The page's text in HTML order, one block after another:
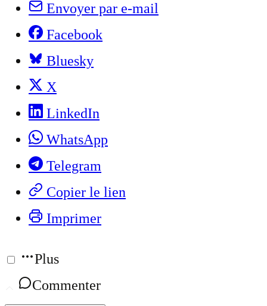
Envoyer par e-mail
Facebook
Bluesky
X
LinkedIn
WhatsApp
Telegram
Copier le lien
Imprimer
Plus
Commenter